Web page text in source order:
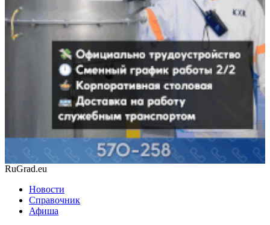
RuGrad.eu
Новости
Справочник
Афиша